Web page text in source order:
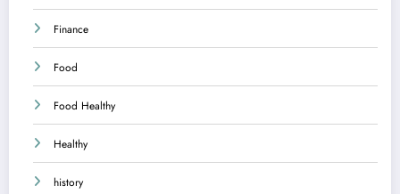
Finance
Food
Food Healthy
Healthy
history